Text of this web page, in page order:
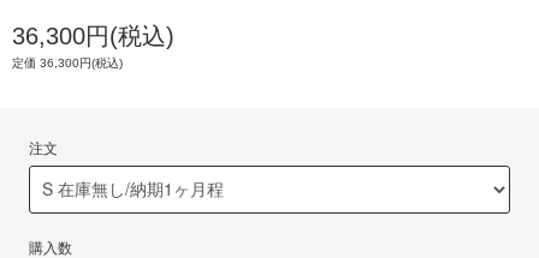
36,300円(税込)
定価 36,300円(税込)
注文
購入数